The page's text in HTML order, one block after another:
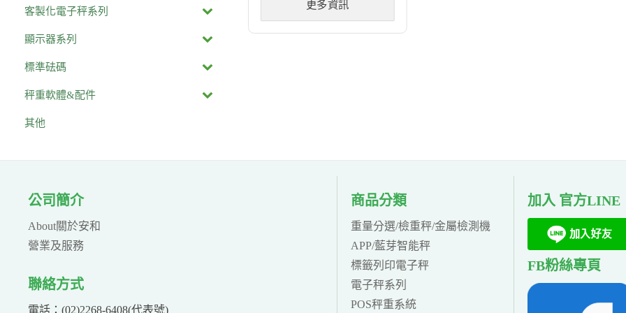
更多資訊
客製化電子秤系列
顯示器系列
標準砝碼
秤重軟體&配件
其他
公司簡介
About關於安和
營業及服務
聯絡方式
電話：(02)2268-6408(代表號)
商品分類
重量分選/檢重秤/金屬檢測機
APP/藍芽智能秤
標籤列印電子秤
電子秤系列
POS秤重系統
加入 官方LINE
FB粉絲專頁